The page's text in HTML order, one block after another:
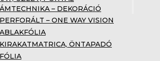
– DEKORÁCIÓ
PERFORÁLT – ONE WAY VISION
ABLAKFÓLIA
KIRAKATMATRICA, ÖNTAPADÓ
FÓLIA